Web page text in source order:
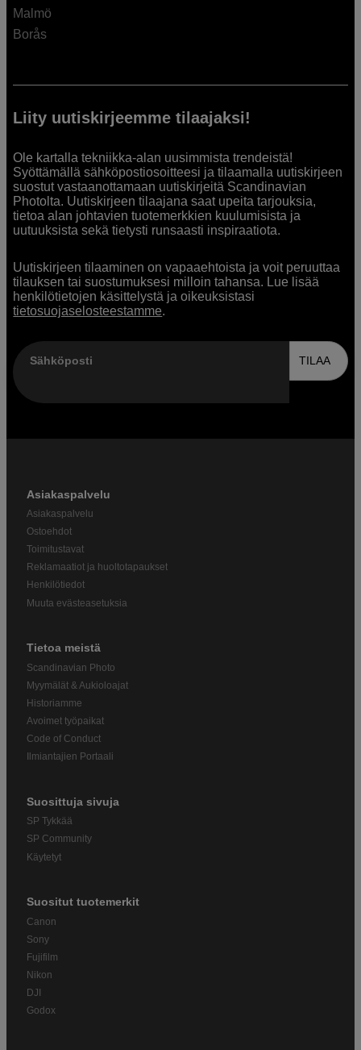
Malmö
Borås
Liity uutiskirjeemme tilaajaksi!
Ole kartalla tekniikka-alan uusimmista trendeistä!
Syöttämällä sähköpostiosoitteesi ja tilaamalla uutiskirjeen
suostut vastaanottamaan uutiskirjeitä Scandinavian
Photolta. Uutiskirjeen tilaajana saat upeita tarjouksia,
tietoa alan johtavien tuotemerkkien kuulumisista ja
uutuuksista sekä tietysti runsaasti inspiraatiota.
Uutiskirjeen tilaaminen on vapaaehtoista ja voit peruuttaa
tilauksen tai suostumuksesi milloin tahansa. Lue lisää
henkilötietojen käsittelystä ja oikeuksistasi
tietosuojaselosteestamme.
Sähköposti TILAA
Asiakaspalvelu
Asiakaspalvelu
Ostoehdot
Toimitustavat
Reklamaatiot ja huoltotapaukset
Henkilötiedot
Muuta evästeasetuksia
Tietoa meistä
Scandinavian Photo
Myymälät & Aukioloajat
Historiamme
Avoimet työpaikat
Code of Conduct
Ilmiantajien Portaali
Suosittuja sivuja
SP Tykkää
SP Community
Käytetyt
Suositut tuotemerkit
Canon
Sony
Fujifilm
Nikon
DJI
Godox